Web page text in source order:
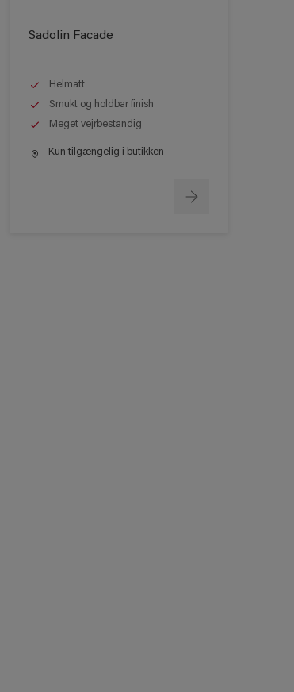
Sadolin Facade
Helmatt
Smukt og holdbar finish
Meget vejrbestandig
Kun tilgængelig i butikken